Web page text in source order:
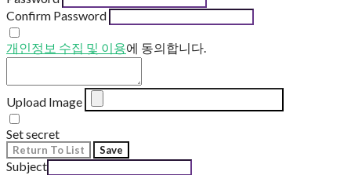
Confirm Password
개인정보 수집 및 이용에 동의합니다.
Upload Image
Set secret
Return To List Save
Subject